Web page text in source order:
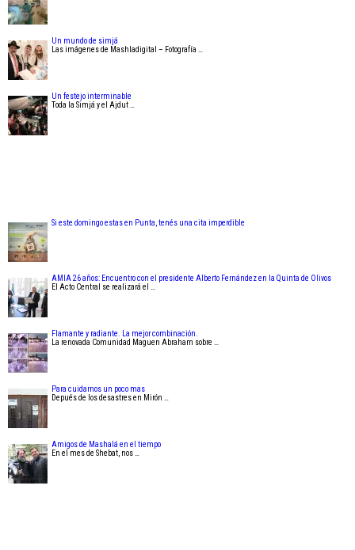
Un mundo de simjá
Las imágenes de Mashladigital – Fotografía …
Un festejo interminable
Toda la Simjá y el Ajdut …
Si este domingo estas en Punta, tenés una cita imperdible
AMIA 26 años: Encuentro con el presidente Alberto Fernández en la Quinta de Olivos
El Acto Central se realizará el …
Flamante y radiante. La mejor combinación.
La renovada Comunidad Maguen Abraham sobre …
Para cuidarnos un poco mas
Depués de los desastres en Mirón …
Amigos de Mashalá en el tiempo
En el mes de Shebat, nos …